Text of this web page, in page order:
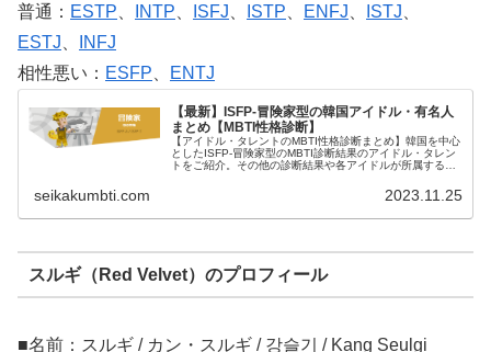
普通： ESTP INTP ISFJ ISTP ENFJ ISTJ
ESTJ
INFJ
相性悪い： ESFP ENTJ
【最新】ISFP-冒険家型の韓国アイドル・有名人
まとめ【MBTI性格診断】
【アイドル・タレントのMBTI性格診断まとめ】韓国を中心
としたISFP-冒険家型のMBTI診断結果のアイドル・タレン
トをご紹介。その他の診断結果や各アイドルが所属するグ
seikakumbti.com 2023.11.25
スルギ（Red Velvet）のプロフィール
■名前：スルギ / カン・スルギ / 강슬기 / Kang Seulgi